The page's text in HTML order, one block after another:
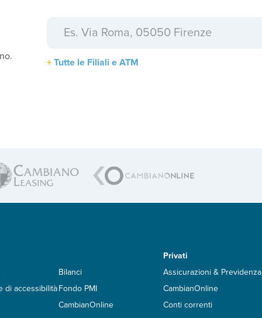
Tutte le Filiali e ATM
di accessibilità
Bilanci
Fondo PMI
CambianOnline
Privati
Assicurazioni & Previdenza
CambianOnline
Conti correnti